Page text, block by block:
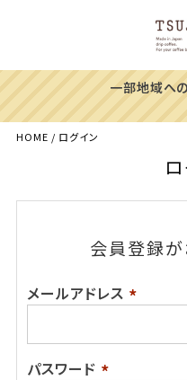
一部地域へ
HOME ログイン
会員登録
メールアドレス
須)
パスワード